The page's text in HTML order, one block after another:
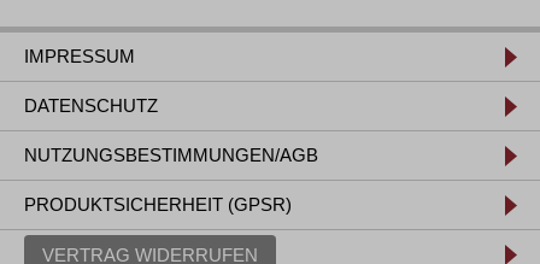
IMPRESSUM
DATENSCHUTZ
NUTZUNGSBESTIMMUNGEN/AGB
PRODUKTSICHERHEIT (GPSR)
VERTRAG WIDERRUFEN